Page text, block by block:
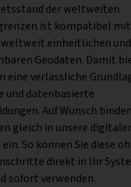
der weltweiten
ist kompatibel mit
weltweit einheitlichen und
Geodaten. Damit
eine verlässliche
und datenbasierte
Auf Wunsch
gleich in unsere
So können Sie diese
direkt in Ihr
sofort verwenden.